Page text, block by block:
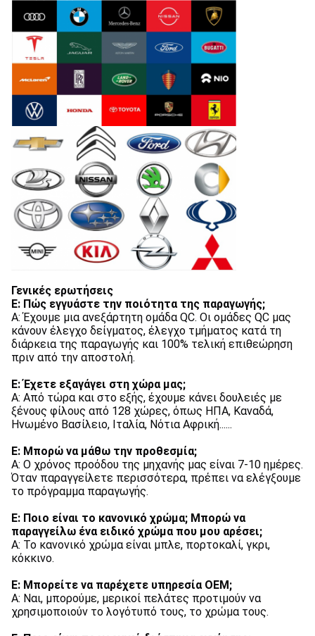
Γενικές ερωτήσεις
Ε: Πώς εγγυάστε την ποιότητα της παραγωγής;
Α: Έχουμε μια ανεξάρτητη ομάδα QC. Οι ομάδες QC μας
κάνουν έλεγχο δείγματος, έλεγχο τμήματος κατά τη
διάρκεια της παραγωγής και 100% τελική επιθεώρηση
πριν από την αποστολή.
Ε: Έχετε εξαγάγει στη χώρα μας;
Α: Από τώρα και στο εξής, έχουμε κάνει δουλειές με
ξένους φίλους από 128 χώρες, όπως ΗΠΑ, Καναδά,
Ηνωμένο Βασίλειο, Ιταλία, Νότια Αφρική......
Ε: Μπορώ να μάθω την προθεσμία;
Α: Ο χρόνος προόδου της μηχανής μας είναι 7-10 ημέρες.
Όταν παραγγείλετε περισσότερα, πρέπει να ελέγξουμε
το πρόγραμμα παραγωγής.
Ε: Ποιο είναι το κανονικό χρώμα; Μπορώ να
παραγγείλω ένα ειδικό χρώμα που μου αρέσει;
Α: Το κανονικό χρώμα είναι μπλε, πορτοκαλί, γκρι,
κόκκινο.
Ε: Μπορείτε να παρέχετε υπηρεσία OEM;
Α: Ναι, μπορούμε, μερικοί πελάτες προτιμούν να
χρησιμοποιούν το λογότυπό τους, το χρώμα τους.